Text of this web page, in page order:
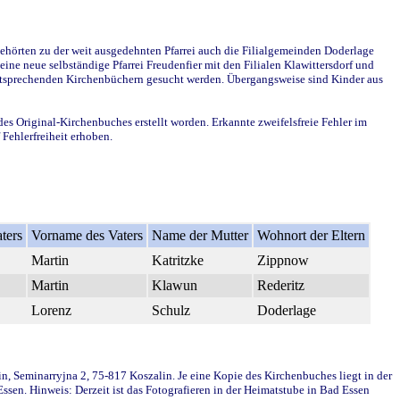
zu der weit ausgedehnten Pfarrei auch die Filialgemeinden Doderlage
neue selbständige Pfarrei Freudenfier mit den Filialen Klawittersdorf und
Kirchenbüchern gesucht werden. Übergangsweise sind Kinder aus
Original-Kirchenbuches erstellt worden. Erkannte zweifelsfreie Fehler im
erhoben.
Vorname des Vaters Name der Mutter Wohnort der Eltern
Martin
Katritzke
Zippnow
Martin
Klawun
Rederitz
Lorenz
Schulz Doderlage
2, 75-817 Koszalin. Je eine Kopie des Kirchenbuches liegt in der
Hinweis: Derzeit ist das Fotografieren in der Heimatstube in Bad Essen